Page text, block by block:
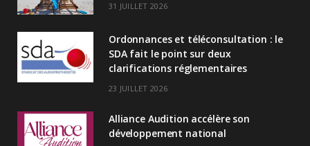
n
31 JUILLET 2026
Ordonnances et téléconsultation : le
SDA fait le point sur deux
clarifications réglementaires
23 JUILLET 2026
Alliance Audition accélère son
développement national